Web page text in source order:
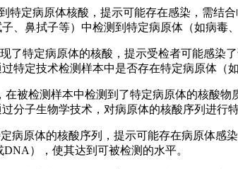
特定病原体核酸，提示可能存在感染，需
、鼻拭子等）中检测到特定病原体（如病毒
了特定病原体的核酸，提示受检者可能感
特定技术检测样本中是否存在特定病原体（
在被检测样本中检测到了特定病原体的核酸
分子生物学技术，对病原体的核酸序列进行
病原体的核酸序列，提示可能存在病原体
），使其达到可被检测的水平。